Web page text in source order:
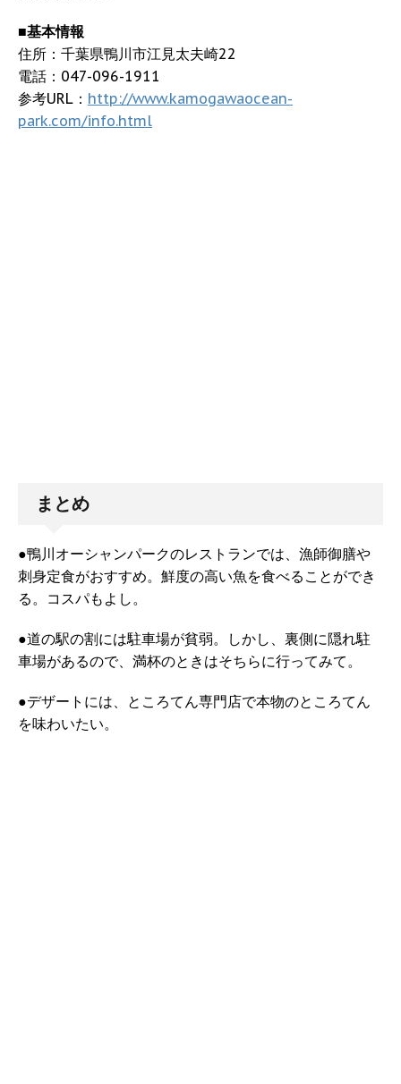
■基本情報
住所：千葉県鴨川市江見太夫崎22
電話：047-096-1911
参考URL： http://www.kamogawaocean-
park.com/info.html
まとめ
●鴨川オーシャンパークのレストランでは、漁師御膳や
刺身定食がおすすめ。鮮度の高い魚を食べることができ
る。コスパもよし。
●道の駅の割には駐車場が貧弱。しかし、裏側に隠れ駐
車場があるので、満杯のときはそちらに行ってみて。
●デザートには、ところてん専門店で本物のところてん
を味わいたい。